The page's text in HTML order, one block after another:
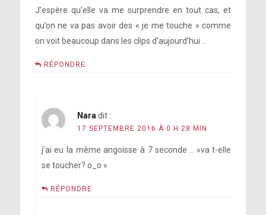
J’espère qu’elle va me surprendre en tout cas, et
qu’on ne va pas avoir des « je me touche » comme
on voit beaucoup dans les clips d’aujourd’hui ..
RÉPONDRE
Nara dit :
17 SEPTEMBRE 2016 À 0 H 28 MIN
j’ai eu la même angoisse à 7 seconde .. »va t-elle
se toucher? o_o »
RÉPONDRE